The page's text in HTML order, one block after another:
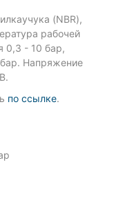
(NBR),
рабочей
0,3 - 10 бар,
Напряжение
по ссылке.